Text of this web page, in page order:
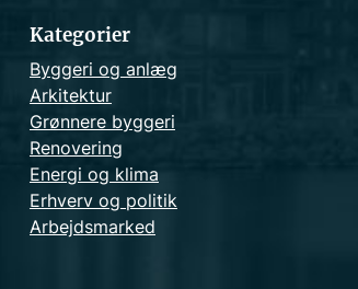
Kategorier
Byggeri og anlæg
Arkitektur
Grønnere byggeri
Renovering
Energi og klima
Erhverv og politik
Arbejdsmarked